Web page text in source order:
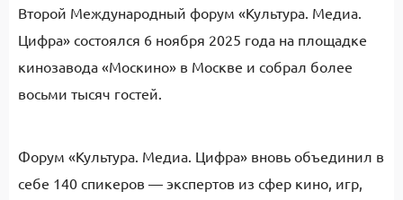
Второй Международный форум «Культура. Медиа.
Цифра» состоялся 6 ноября 2025 года на площадке
кинозавода «Москино» в Москве и собрал более
восьми тысяч гостей.
Форум «Культура. Медиа. Цифра» вновь объединил в
себе 140 спикеров — экспертов из сфер кино, игр,